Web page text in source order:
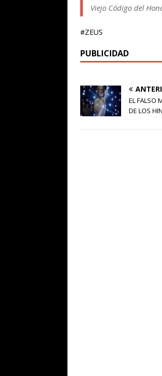
Viejo Código del
#ZEUS
PUBLICIDAD
EL FALSO
DE LOS